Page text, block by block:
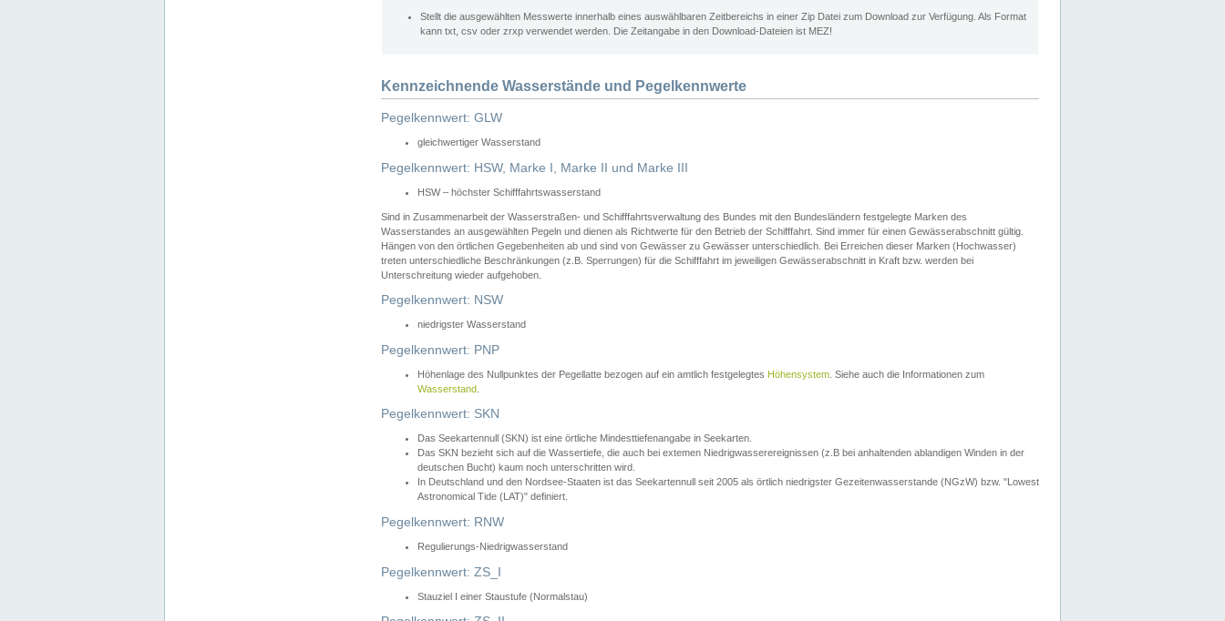
Stellt die ausgewählten Messwerte innerhalb eines auswählbaren Zeitbereichs in einer Zip Datei zum Download zur Verfügung. Als Format
kann txt, csv oder zrxp verwendet werden. Die Zeitangabe in den Download-Dateien ist MEZ!
Kennzeichnende Wasserstände und Pegelkennwerte
Pegelkennwert: GLW
gleichwertiger Wasserstand
Pegelkennwert: HSW, Marke I, Marke II und Marke III
HSW – höchster Schifffahrtswasserstand
Sind in Zusammenarbeit der Wasserstraßen- und Schifffahrtsverwaltung des Bundes mit den Bundesländern festgelegte Marken des
Wasserstandes an ausgewählten Pegeln und dienen als Richtwerte für den Betrieb der Schifffahrt. Sind immer für einen Gewässerabschnitt gültig.
Hängen von den örtlichen Gegebenheiten ab und sind von Gewässer zu Gewässer unterschiedlich. Bei Erreichen dieser Marken (Hochwasser)
treten unterschiedliche Beschränkungen (z.B. Sperrungen) für die Schifffahrt im jeweiligen Gewässerabschnitt in Kraft bzw. werden bei
Unterschreitung wieder aufgehoben.
Pegelkennwert: NSW
niedrigster Wasserstand
Pegelkennwert: PNP
Höhenlage des Nullpunktes der Pegellatte bezogen auf ein amtlich festgelegtes Höhensystem . Siehe auch die Informationen zum
Wasserstand
Pegelkennwert: SKN
Das Seekartennull (SKN) ist eine örtliche Mindesttiefenangabe in Seekarten.
Das SKN bezieht sich auf die Wassertiefe, die auch bei extemen Niedrigwasserereignissen (z.B bei anhaltenden ablandigen Winden in der
deutschen Bucht) kaum noch unterschritten wird.
In Deutschland und den Nordsee-Staaten ist das Seekartennull seit 2005 als örtlich niedrigster Gezeitenwasserstande (NGzW) bzw. "Lowest
Astronomical Tide (LAT)" definiert.
Pegelkennwert: RNW
Regulierungs-Niedrigwasserstand
Pegelkennwert: ZS_I
Stauziel I einer Staustufe (Normalstau)